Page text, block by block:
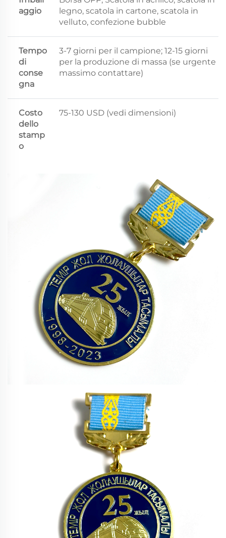
aggio
legno, scatola in cartone, scatola in
velluto, confezione bubble
Tempo
di
conse
gna
3-7 giorni per il campione; 12-15 giorni
per la produzione di massa (se urgente
massimo contattare)
Costo
dello
stamp
o
75-130 USD (vedi dimensioni)